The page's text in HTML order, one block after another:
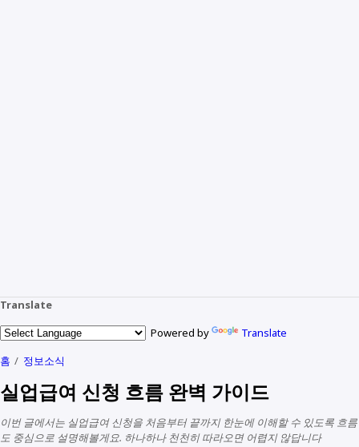
Translate
Powered by
Translate
홈
정보소식
실업급여 신청 흐름 완벽 가이드
이번 글에서는 실업급여 신청을 처음부터 끝까지 한눈에 이해할 수 있도록 흐름
도 중심으로 설명해볼게요. 하나하나 천천히 따라오면 어렵지 않답니다